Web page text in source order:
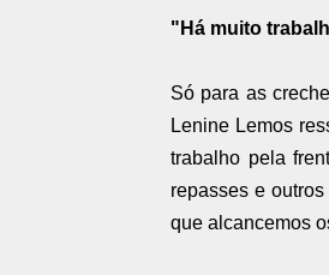
"Há muito
Só para as
Lenine Lemos
trabalho pela
repasses e
que alcancemos